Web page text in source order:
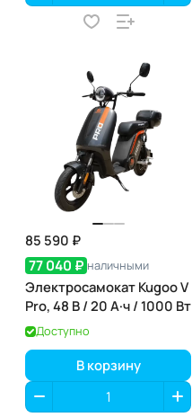
85 590 ₽
77 040 ₽ наличными
Электросамокат Kugoo V
Pro, 48 В / 20 А·ч / 1000 Вт
Доступно
В корзину